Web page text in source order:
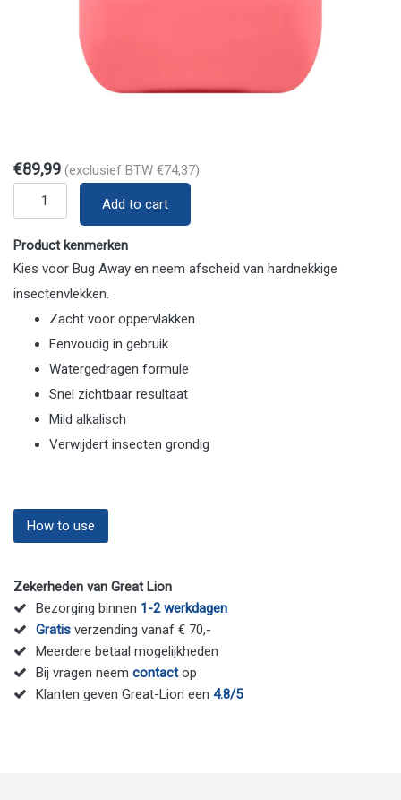
€89,99 (exclusief BTW €74,37)
Quantity
Add to cart
Product kenmerken
Kies voor Bug Away en neem afscheid van hardnekkige
insectenvlekken.
Zacht voor oppervlakken
Eenvoudig in gebruik
Watergedragen formule
Snel zichtbaar resultaat
Mild alkalisch
Verwijdert insecten grondig
How to use
Zekerheden van Great Lion
Bezorging binnen 1-2 werkdagen
Gratis verzending vanaf € 70,-
Meerdere betaal mogelijkheden
Bij vragen neem contactop
Klanten geven Great-Lion een 4.8/5